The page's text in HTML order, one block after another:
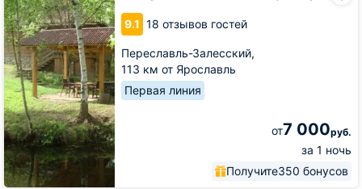
9.1 18 отзывов гостей
Переславль-Залесский,
113 км от Ярославль
Первая линия
от7 000руб.
за 1 ночь
Получите350 бонусов
Дом
у
Озера